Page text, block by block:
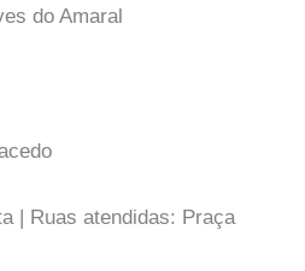
do Amaral
| Ruas atendidas: Praça